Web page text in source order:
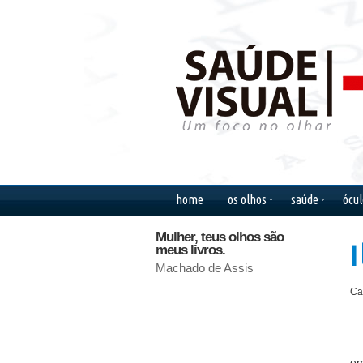
home os olhos saúde
I
Mulher, teus olhos são
meus livros.
Machado de Assis
invisível